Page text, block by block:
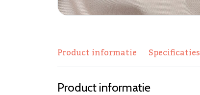
Product informatie Specificaties
Product informatie